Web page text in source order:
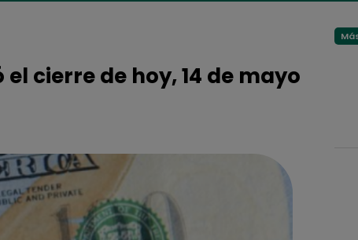
cierre de hoy, 14 de mayo